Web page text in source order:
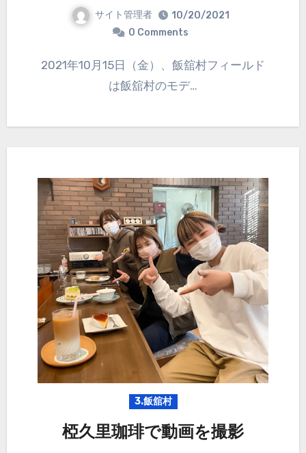
サイト管理者
10/20/2021
0 Comments
2021年10月15日（金）、飯舘村フィールド
は飯舘村のモデ…
3.飯舘村
椏久里珈琲で動画を撮影